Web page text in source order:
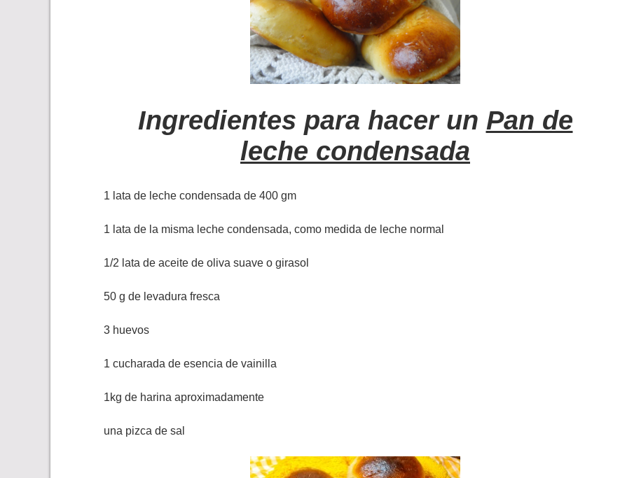
Ingredientes para hacer un Pan de
leche condensada
1 lata de leche condensada de 400 gm
1 lata de la misma leche condensada, como medida de leche normal
1/2 lata de aceite de oliva suave o girasol
50 g de levadura fresca
3 huevos
1 cucharada de esencia de vainilla
1kg de harina aproximadamente
una pizca de sal